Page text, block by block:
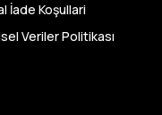
| 24/07/2026
İade Koşullari
Veriler Politikası